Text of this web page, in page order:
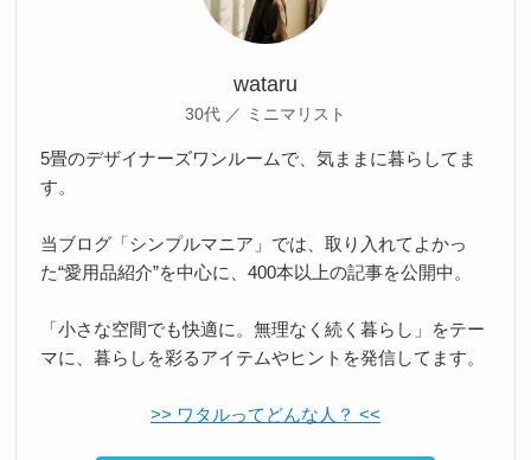
wataru
30代 ／ ミニマリスト
5畳のデザイナーズワンルームで、気ままに暮らしてま
す。
当ブログ「シンプルマニア」では、取り入れてよかっ
た“愛用品紹介”を中心に、400本以上の記事を公開中。
「小さな空間でも快適に。無理なく続く暮らし」をテー
マに、暮らしを彩るアイテムやヒントを発信してます。
>> ワタルってどんな人？ <<